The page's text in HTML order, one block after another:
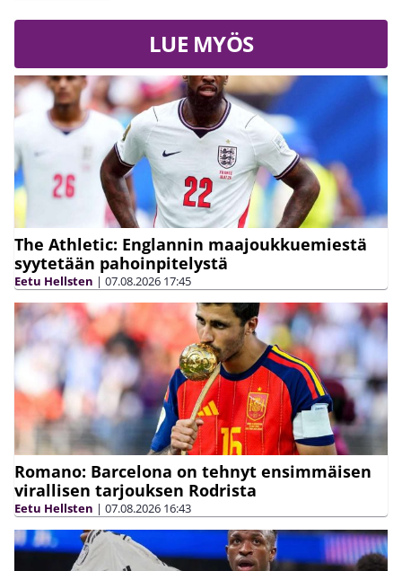
LUE MYÖS
The Athletic: Englannin maajoukkuemiestä
syytetään pahoinpitelystä
Eetu Hellsten | 07.08.2026 17:45
Romano: Barcelona on tehnyt ensimmäisen
virallisen tarjouksen Rodrista
Eetu Hellsten | 07.08.2026 16:43